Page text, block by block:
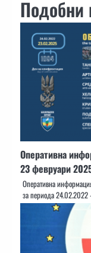
Подобни
Оперативна
23 февруари
Оперативна
за периода 24.02.2022